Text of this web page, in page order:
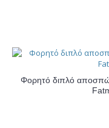
Φορητό διπλό